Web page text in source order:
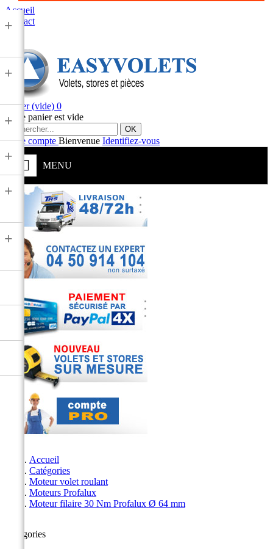
Accueil
Contact
Panier (vide) 0
Votre panier est vide
OK
Votre compte Bienvenue Identifiez-vous
MENU
+
+
+
+
+
+
Accueil
Catégories
Moteur volet roulant
Moteurs Profalux
Moteur filaire 30 Nm Profalux Ø 64 mm
Catégories